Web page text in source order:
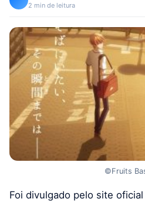
2 min de leitura
©Fruits
Foi divulgado pelo site